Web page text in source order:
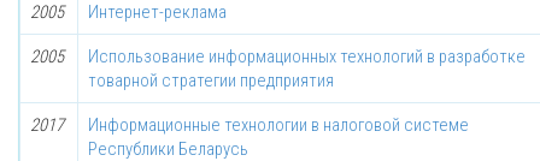
2005 Интернет-реклама
2005
Использование информационных технологий в разработке
товарной стратегии предприятия
2017
Информационные технологии в налоговой системе
Республики Беларусь